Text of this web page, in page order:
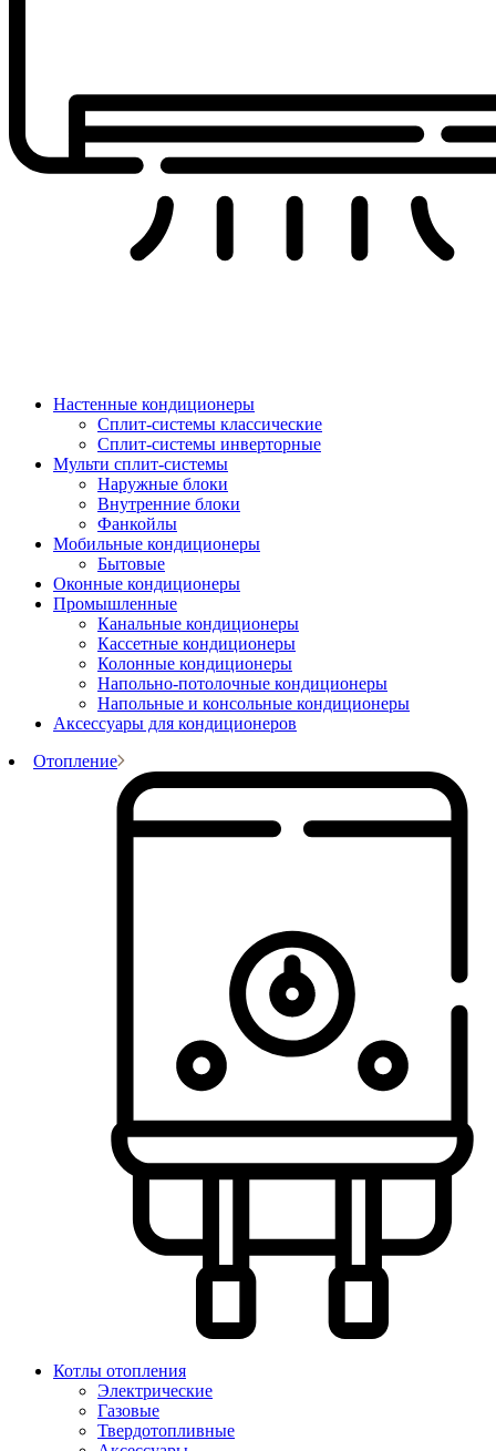
Настенные кондиционеры
Сплит-системы классические
Сплит-системы инверторные
Мульти сплит-системы
Наружные блоки
Внутренние блоки
Фанкойлы
Мобильные кондиционеры
Бытовые
Оконные кондиционеры
Промышленные
Канальные кондиционеры
Кассетные кондиционеры
Колонные кондиционеры
Напольно-потолочные кондиционеры
Напольные и консольные кондиционеры
Аксессуары для кондиционеров
Отопление
Котлы отопления
Электрические
Газовые
Твердотопливные